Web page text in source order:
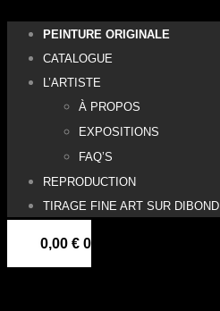
PEINTURE ORIGINALE
CATALOGUE
L’ARTISTE
À PROPOS
EXPOSITIONS
FAQ’S
REPRODUCTION
TIRAGE FINE ART SUR DIBOND
0,00 € 0